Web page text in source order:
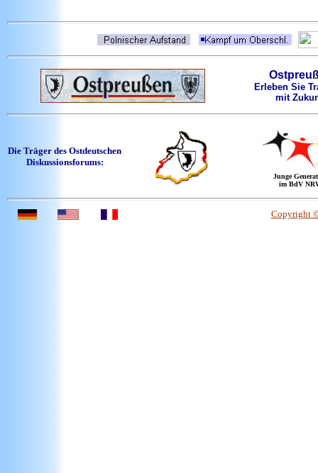
Erleben Sie
mit
Die Träger des Ostdeutschen
Diskussionsforums:
Junge
im BdV
Copyright